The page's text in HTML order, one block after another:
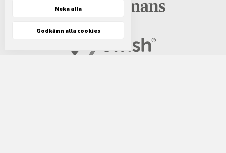
Neka alla
Godkänn alla cookies